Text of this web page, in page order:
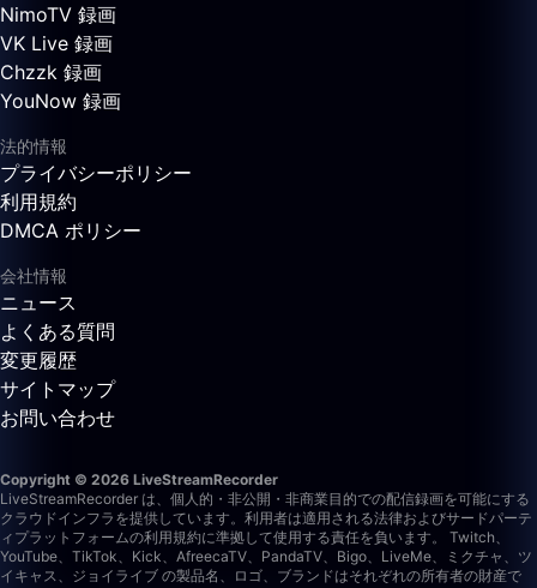
NimoTV 録画
VK Live 録画
Chzzk 録画
YouNow 録画
法的情報
プライバシーポリシー
利用規約
DMCA ポリシー
会社情報
ニュース
よくある質問
変更履歴
サイトマップ
お問い合わせ
Copyright © 2026 LiveStreamRecorder
LiveStreamRecorder は、個人的・非公開・非商業目的での配信録画を可能にする
クラウドインフラを提供しています。利用者は適用される法律およびサードパーテ
ィプラットフォームの利用規約に準拠して使用する責任を負います。
Twitch、
YouTube、TikTok、Kick、AfreecaTV、PandaTV、Bigo、LiveMe、ミクチャ、ツ
イキャス、ジョイライブ の製品名、ロゴ、ブランドはそれぞれの所有者の財産で